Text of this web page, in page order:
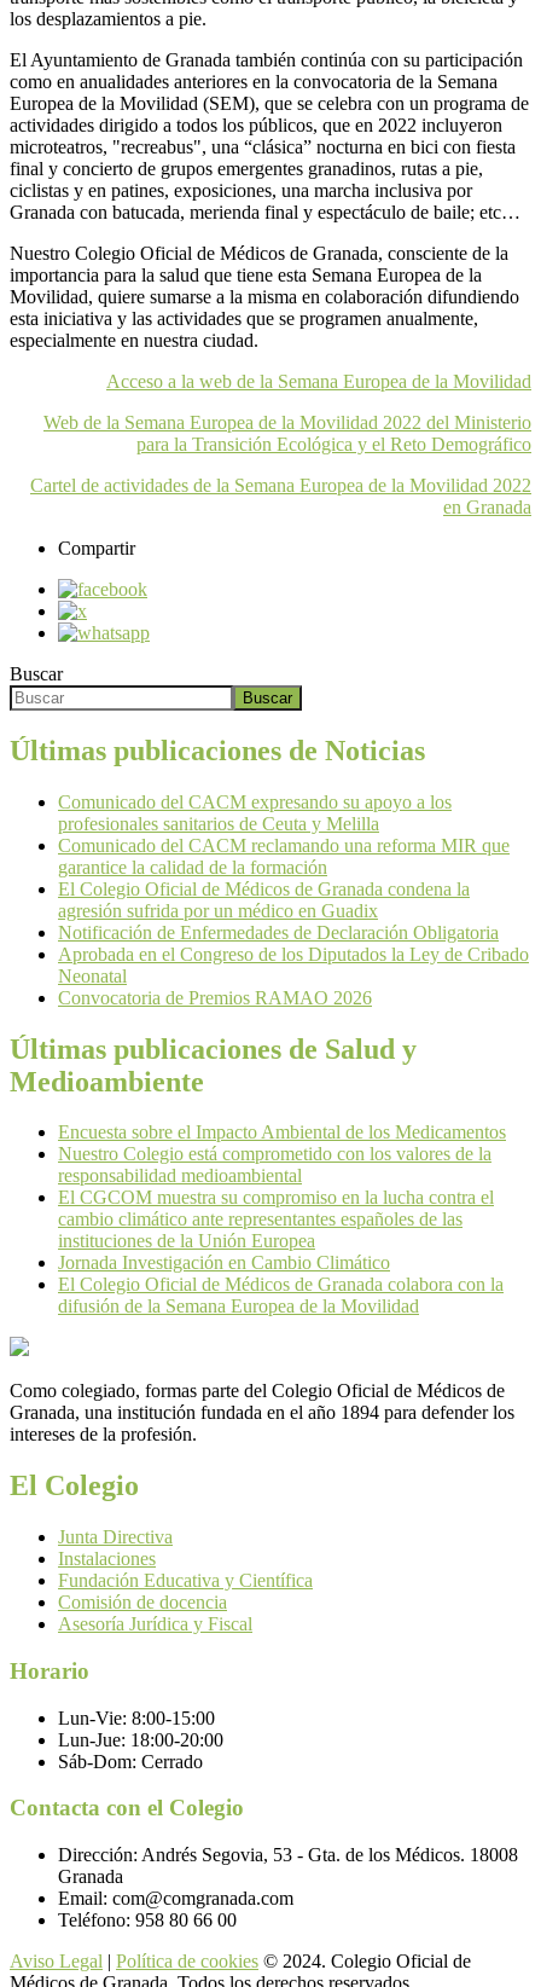
los desplazamientos a pie.
El Ayuntamiento de Granada también continúa con su participación
como en anualidades anteriores en la convocatoria de la Semana
Europea de la Movilidad (SEM), que se celebra con un programa de
actividades dirigido a todos los públicos, que en 2022 incluyeron
microteatros, "recreabus", una “clásica” nocturna en bici con fiesta
final y concierto de grupos emergentes granadinos, rutas a pie,
ciclistas y en patines, exposiciones, una marcha inclusiva por
Granada con batucada, merienda final y espectáculo de baile; etc…
Nuestro Colegio Oficial de Médicos de Granada, consciente de la
importancia para la salud que tiene esta Semana Europea de la
Movilidad, quiere sumarse a la misma en colaboración difundiendo
esta iniciativa y las actividades que se programen anualmente,
especialmente en nuestra ciudad.
Acceso a la web de la Semana Europea de la Movilidad
Web de la Semana Europea de la Movilidad 2022 del Ministerio
para la Transición Ecológica y el Reto Demográfico
Cartel de actividades de la Semana Europea de la Movilidad 2022
en Granada
Compartir
Buscar
Buscar
Últimas publicaciones de Noticias
Comunicado del CACM expresando su apoyo a los
profesionales sanitarios de Ceuta y Melilla
Comunicado del CACM reclamando una reforma MIR que
garantice la calidad de la formación
El Colegio Oficial de Médicos de Granada condena la
agresión sufrida por un médico en Guadix
Notificación de Enfermedades de Declaración Obligatoria
Aprobada en el Congreso de los Diputados la Ley de Cribado
Neonatal
Convocatoria de Premios RAMAO 2026
Últimas publicaciones de Salud y
Medioambiente
Encuesta sobre el Impacto Ambiental de los Medicamentos
Nuestro Colegio está comprometido con los valores de la
responsabilidad medioambiental
El CGCOM muestra su compromiso en la lucha contra el
cambio climático ante representantes españoles de las
instituciones de la Unión Europea
Jornada Investigación en Cambio Climático
El Colegio Oficial de Médicos de Granada colabora con la
difusión de la Semana Europea de la Movilidad
Como colegiado, formas parte del Colegio Oficial de Médicos de
Granada, una institución fundada en el año 1894 para defender los
intereses de la profesión.
El Colegio
Junta Directiva
Instalaciones
Fundación Educativa y Científica
Comisión de docencia
Asesoría Jurídica y Fiscal
Horario
Lun-Vie: 8:00-15:00
Lun-Jue: 18:00-20:00
Sáb-Dom: Cerrado
Contacta con el Colegio
Dirección: Andrés Segovia, 53 - Gta. de los Médicos. 18008
Granada
Email: com@comgranada.com
Teléfono: 958 80 66 00
Aviso Legal | Política de cookies © 2024. Colegio Oficial de